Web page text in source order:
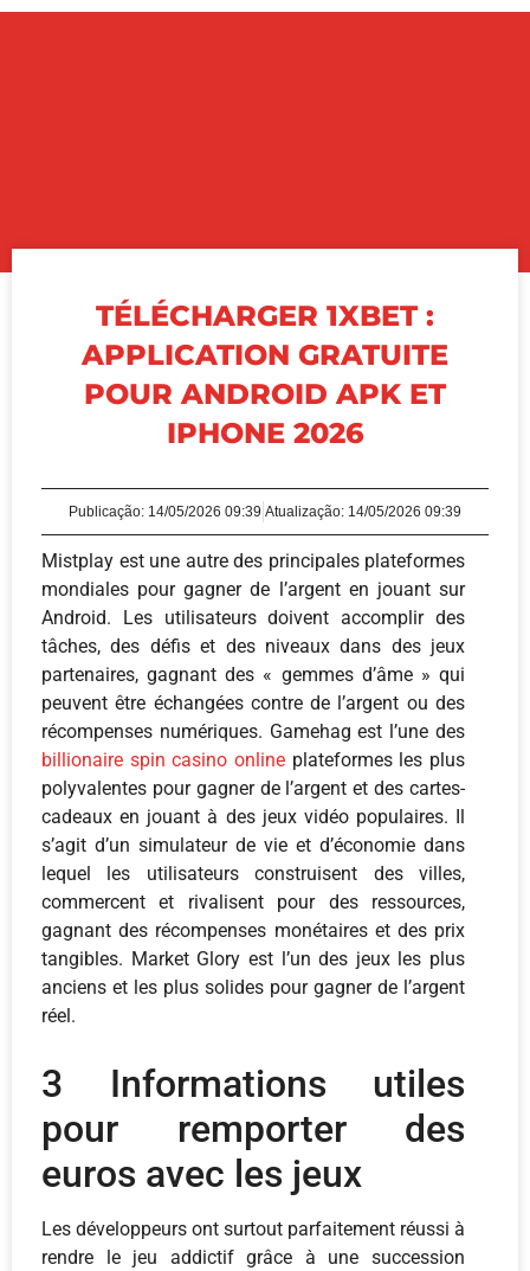
TÉLÉCHARGER 1XBET :
APPLICATION GRATUITE
POUR ANDROID APK ET
IPHONE 2026
Publicação: 14/05/2026 09:39 Atualização: 14/05/2026 09:39
Mistplay est une autre des principales plateformes
mondiales pour gagner de l’argent en jouant sur
Android. Les utilisateurs doivent accomplir des
tâches, des défis et des niveaux dans des jeux
partenaires, gagnant des « gemmes d’âme » qui
peuvent être échangées contre de l’argent ou des
récompenses numériques. Gamehag est l’une des
billionaire spin casino online plateformes les plus
polyvalentes pour gagner de l’argent et des cartes-
cadeaux en jouant à des jeux vidéo populaires. Il
s’agit d’un simulateur de vie et d’économie dans
lequel les utilisateurs construisent des villes,
commercent et rivalisent pour des ressources,
gagnant des récompenses monétaires et des prix
tangibles. Market Glory est l’un des jeux les plus
anciens et les plus solides pour gagner de l’argent
réel.
3 Informations utiles
pour remporter des
euros avec les jeux
Les développeurs ont surtout parfaitement réussi à
rendre le jeu addictif grâce à une succession